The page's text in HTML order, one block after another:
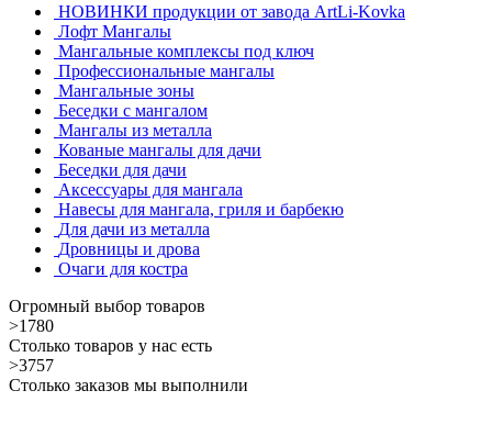
НОВИНКИ продукции от завода ArtLi-Kovka
Лофт Мангалы
Мангальные комплексы под ключ
Профессиональные мангалы
Мангальные зоны
Беседки с мангалом
Мангалы из металла
Кованые мангалы для дачи
Беседки для дачи
Аксессуары для мангала
Навесы для мангала, гриля и барбекю
Для дачи из металла
Дровницы и дрова
Очаги для костра
Огромный выбор товаров
>1780
Столько товаров у нас есть
>3757
Столько заказов мы выполнили